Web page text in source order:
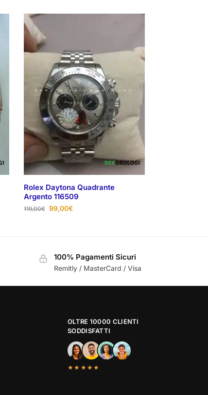
Rolex Daytona Quadrante
Argento 116509
119,00€ 99,00€
100% Pagamenti Sicuri
Remitly / MasterCard / Visa
OLTRE 10000 CLIENTI
SODDISFATTI
★★★★★